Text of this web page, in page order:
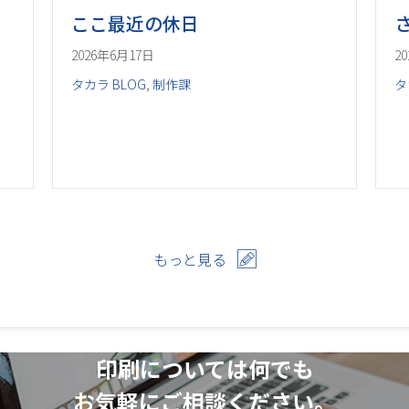
ここ最近の休日
2026年6月17日
タカラ BLOG,制作課
もっと見る
印刷については何でも
お気軽にご相談ください。